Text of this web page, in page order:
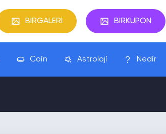
BİRGALERİ BİRKUPON
Coin Astroloji Nedir